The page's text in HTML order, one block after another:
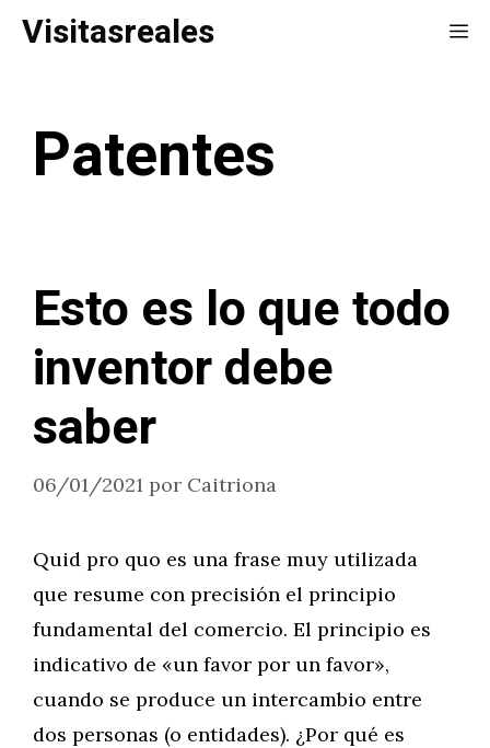
Saltar
Visitasreales
Patentes
Esto es lo que todo
inventor debe
saber
06/01/2021 por Caitriona
Quid pro quo es una frase muy utilizada
que resume con precisión el principio
fundamental del comercio. El principio es
indicativo de «un favor por un favor»,
cuando se produce un intercambio entre
dos personas (o entidades). ¿Por qué es